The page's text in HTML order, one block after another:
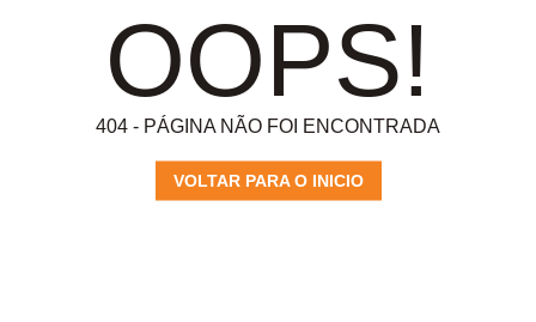
OOPS!
404 - PÁGINA NÃO FOI ENCONTRADA
VOLTAR PARA O INICIO